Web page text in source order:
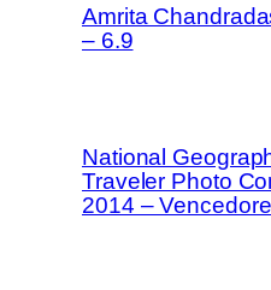
Amrita
– 6.9
National
Traveler Photo
2014 –